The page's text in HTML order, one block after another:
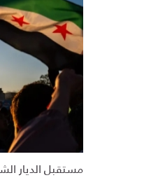
مستقبل الديار